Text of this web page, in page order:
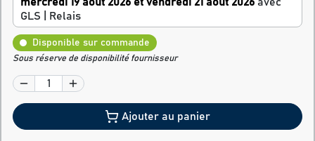
mercredi 19 août 2026 et vendredi 21 août 2026 avec
GLS | Relais
Disponible sur commande
Sous réserve de disponibilité fournisseur
Ajouter au panier